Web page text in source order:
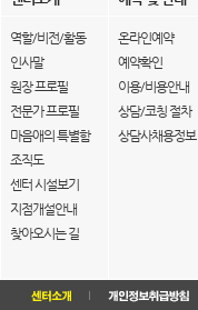
역할/비전/활동
인사말
원장 프로필
전문가 프로필
마음애의 특별함
조직도
센터 시설보기
지점개설안내
찾아오시는 길
온라인예약
예약확인
이용/비용안내
상담/코칭 절차
상담사채용정보